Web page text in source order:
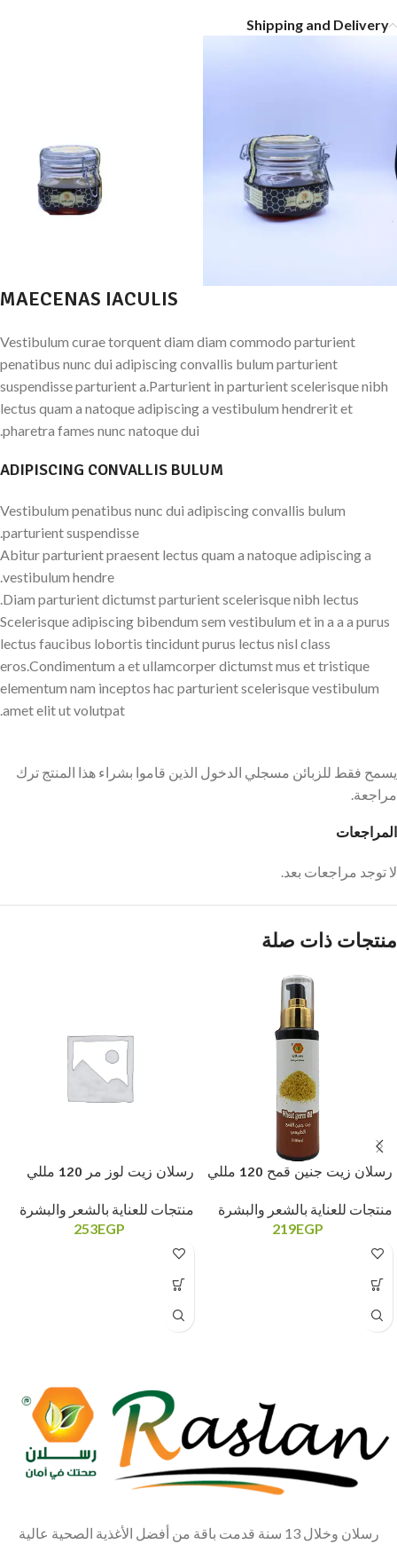
Shipping and Delivery
MAECENAS IACULIS
Vestibulum curae torquent diam diam commodo parturient
penatibus nunc dui adipiscing convallis bulum parturient
suspendisse parturient a.Parturient in parturient scelerisque nibh
lectus quam a natoque adipiscing a vestibulum hendrerit et
pharetra fames nunc natoque dui.
ADIPISCING CONVALLIS BULUM
Vestibulum penatibus nunc dui adipiscing convallis bulum
parturient suspendisse.
Abitur parturient praesent lectus quam a natoque adipiscing a
vestibulum hendre.
Diam parturient dictumst parturient scelerisque nibh lectus.
Scelerisque adipiscing bibendum sem vestibulum et in a a a purus
lectus faucibus lobortis tincidunt purus lectus nisl class
eros.Condimentum a et ullamcorper dictumst mus et tristique
elementum nam inceptos hac parturient scelerisque vestibulum
amet elit ut volutpat.
المراجعات
لا توجد مراجعات بعد.
يسمح فقط للزبائن مسجلي الدخول الذين قاموا بشراء هذا المنتج ترك
مراجعة.
منتجات ذات صلة
رسلان زيت جنين قمح 120 مللي
منتجات للعناية بالشعر والبشرة
219EGP
رسلان زيت لوز مر 120 مللي
منتجات للعناية بالشعر والبشرة
253EGP
رسلان وخلال 13 سنة قدمت باقة من أفضل الأغذية الصحية عالية